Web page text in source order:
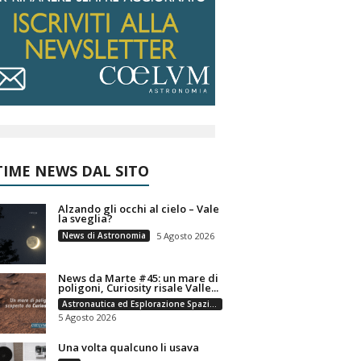
NEWS DAL SITO
Alzando gli occhi al cielo – Vale
la sveglia?
News di Astronomia 5 Agosto 2026
News da Marte #45: un mare di
poligoni, Curiosity risale Valle...
Astronautica ed Esplorazione Spaziale
5 Agosto 2026
Una volta qualcuno li usava